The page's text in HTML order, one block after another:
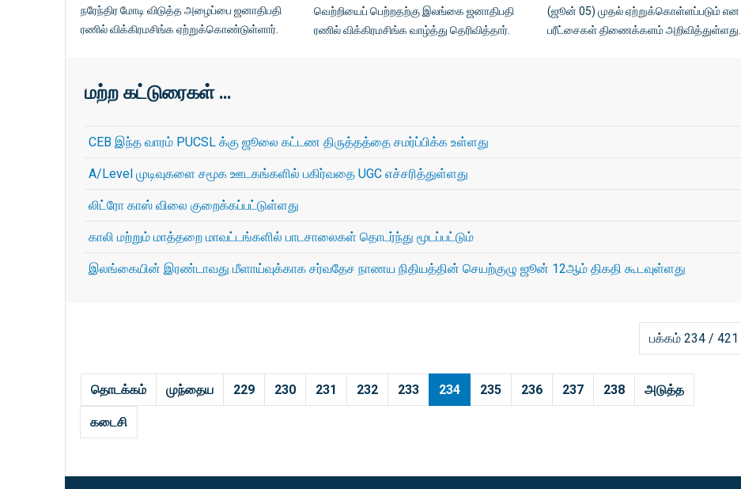
நரேந்திர மோடி விடுத்த அழைப்பை ஜனாதிபதி
ரணில் விக்கிரமசிங்க ஏற்றுக்கொண்டுள்ளார்.
வெற்றியைப் பெற்றதற்கு இலங்கை ஜனாதிபதி
ரணில் விக்கிரமசிங்க வாழ்த்து தெரிவித்தார்.
(ஜூன் 05) முதல் ஏற்றுக்கொள்ளப்படும் என
பரீட்சைகள் திணைக்களம் அறிவித்துள்ளது.
மற்ற கட்டுரைகள் …
CEB இந்த வாரம் PUCSL க்கு ஜூலை கட்டண திருத்தத்தை சமர்ப்பிக்க உள்ளது
A/Level முடிவுகளை சமூக ஊடகங்களில் பகிர்வதை UGC எச்சரித்துள்ளது
லிட்ரோ காஸ் விலை குறைக்கப்பட்டுள்ளது
காலி மற்றும் மாத்தறை மாவட்டங்களில் பாடசாலைகள் தொடர்ந்து மூடப்பட்டும்
இலங்கையின் இரண்டாவது மீளாய்வுக்காக சர்வதேச நாணய நிதியத்தின் செயற்குழு ஜூன் 12ஆம் திகதி கூடவுள்ளது
பக்கம் 234 / 421
தொடக்கம் முந்தைய 229 230 231 232 233 234 235 236 237 238 அடுத்த
கடைசி